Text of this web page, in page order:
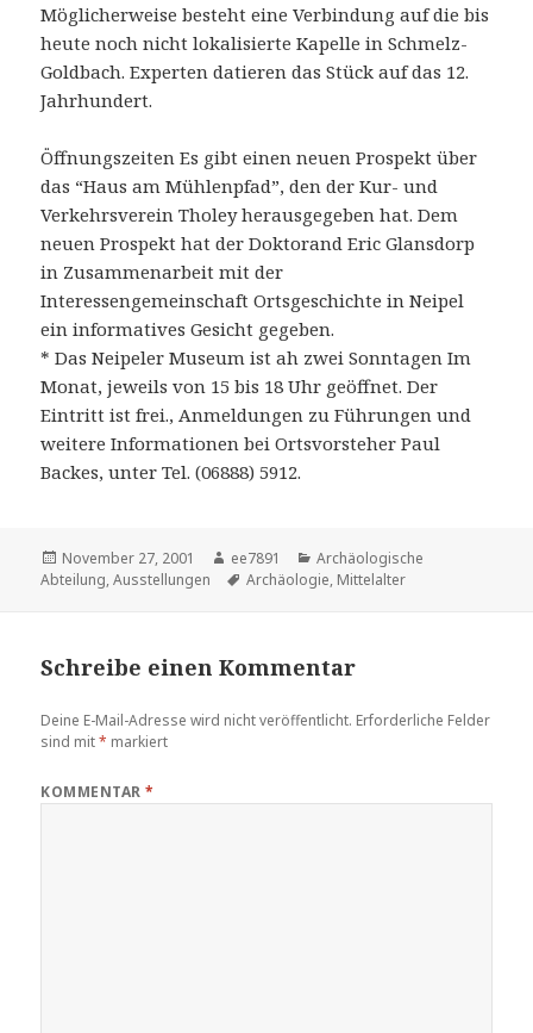
Möglicherweise besteht eine Verbindung auf die bis
heute noch nicht lokalisierte Kapelle in Schmelz-
Goldbach. Experten datieren das Stück auf das 12.
Jahrhundert.
Öffnungszeiten Es gibt einen neuen Prospekt über
das “Haus am Mühlenpfad”, den der Kur- und
Verkehrsverein Tholey herausgegeben hat. Dem
neuen Prospekt hat der Doktorand Eric Glansdorp
in Zusammenarbeit mit der
Interessengemeinschaft Ortsgeschichte in Neipel
ein informatives Gesicht gegeben.
* Das Neipeler Museum ist ah zwei Sonntagen Im
Monat, jeweils von 15 bis 18 Uhr geöffnet. Der
Eintritt ist frei., Anmeldungen zu Führungen und
weitere Informationen bei Ortsvorsteher Paul
Backes, unter Tel. (06888) 5912.
Veröffentlicht
am
November 27, 2001 Autor
ee7891 Kategorien
Archäologische
Abteilung,Ausstellungen Schlagwörter
Archäologie, Mittelalter
Schreibe einen Kommentar
Deine E-Mail-Adresse wird nicht veröffentlicht. Erforderliche Felder
sind mit* markiert
KOMMENTAR*